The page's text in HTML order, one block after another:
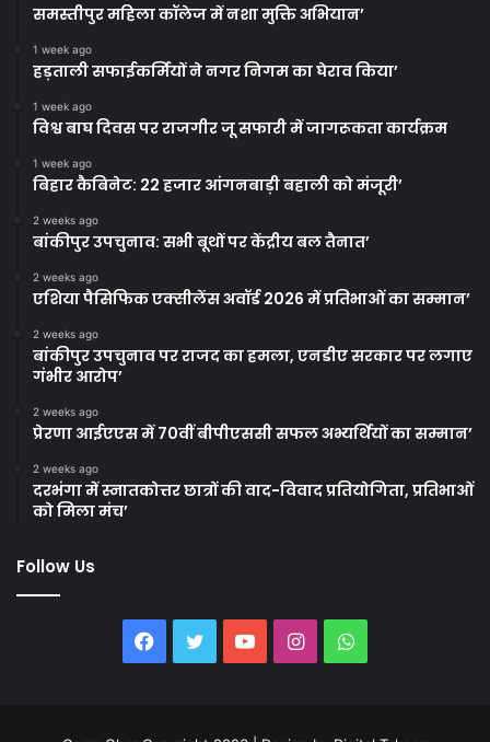
समस्तीपुर महिला कॉलेज में नशा मुक्ति अभियान’
1 week ago
हड़ताली सफाईकर्मियों ने नगर निगम का घेराव किया’
1 week ago
विश्व बाघ दिवस पर राजगीर जू सफारी में जागरूकता कार्यक्रम
1 week ago
बिहार कैबिनेट: 22 हजार आंगनबाड़ी बहाली को मंजूरी’
2 weeks ago
बांकीपुर उपचुनाव: सभी बूथों पर केंद्रीय बल तैनात’
2 weeks ago
एशिया पैसिफिक एक्सीलेंस अवॉर्ड 2026 में प्रतिभाओं का सम्मान’
2 weeks ago
बांकीपुर उपचुनाव पर राजद का हमला, एनडीए सरकार पर लगाए
गंभीर आरोप’
2 weeks ago
प्रेरणा आईएएस में 70वीं बीपीएससी सफल अभ्यर्थियों का सम्मान’
2 weeks ago
दरभंगा में स्नातकोत्तर छात्रों की वाद-विवाद प्रतियोगिता, प्रतिभाओं
को मिला मंच’
Follow Us
Facebook
TwitterYouTubeInstagramWhatsApp